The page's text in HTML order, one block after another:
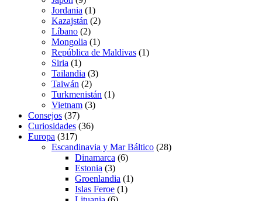
Jordania (1)
Kazajstán (2)
Líbano (2)
Mongolia (1)
República de Maldivas (1)
Siria (1)
Tailandia (3)
Taiwán (2)
Turkmenistán (1)
Vietnam (3)
Consejos (37)
Curiosidades (36)
Europa (317)
Escandinavia y Mar Báltico (28)
Dinamarca (6)
Estonia (3)
Groenlandia (1)
Islas Feroe (1)